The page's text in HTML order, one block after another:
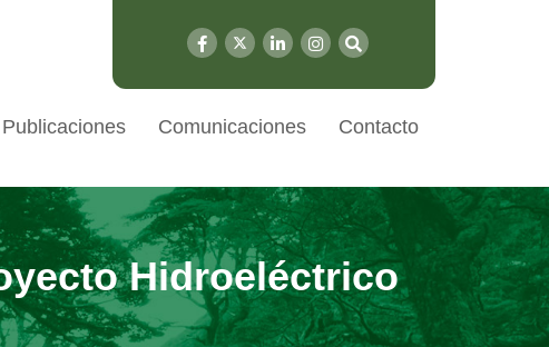
Publicaciones Comunicaciones Contacto
Hidroeléctrico